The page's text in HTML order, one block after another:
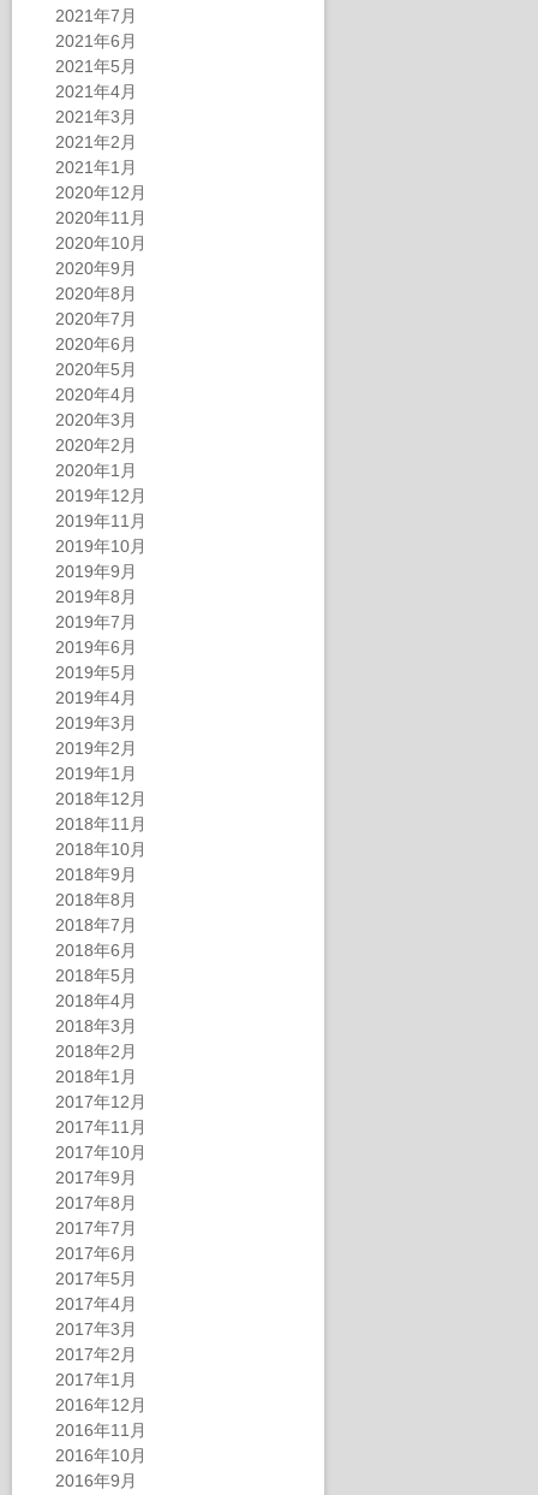
2021年7月
2021年6月
2021年5月
2021年4月
2021年3月
2021年2月
2021年1月
2020年12月
2020年11月
2020年10月
2020年9月
2020年8月
2020年7月
2020年6月
2020年5月
2020年4月
2020年3月
2020年2月
2020年1月
2019年12月
2019年11月
2019年10月
2019年9月
2019年8月
2019年7月
2019年6月
2019年5月
2019年4月
2019年3月
2019年2月
2019年1月
2018年12月
2018年11月
2018年10月
2018年9月
2018年8月
2018年7月
2018年6月
2018年5月
2018年4月
2018年3月
2018年2月
2018年1月
2017年12月
2017年11月
2017年10月
2017年9月
2017年8月
2017年7月
2017年6月
2017年5月
2017年4月
2017年3月
2017年2月
2017年1月
2016年12月
2016年11月
2016年10月
2016年9月